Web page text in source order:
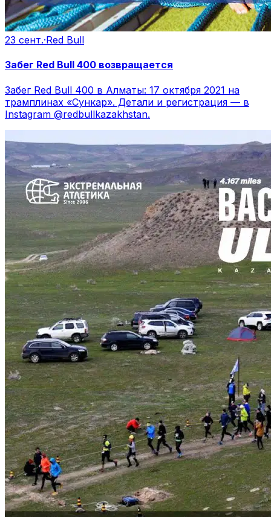
23 сент.·Red Bull
Забег Red Bull 400 возвращается
Забег Red Bull 400 в Алматы: 17 октября 2021 на
трамплинах «Сункар». Детали и регистрация — в
Instagram @redbullkazakhstan.